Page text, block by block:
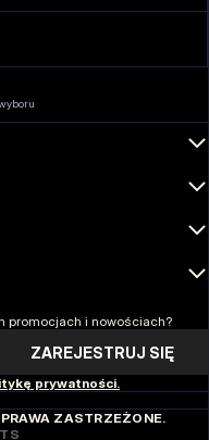
promocjach i nowościach?
ZAREJESTRUJ SIĘ
prywatności.
ZASTRZEŻONE.